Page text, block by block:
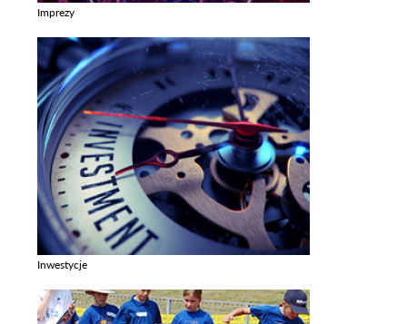
Imprezy
Inwestycje